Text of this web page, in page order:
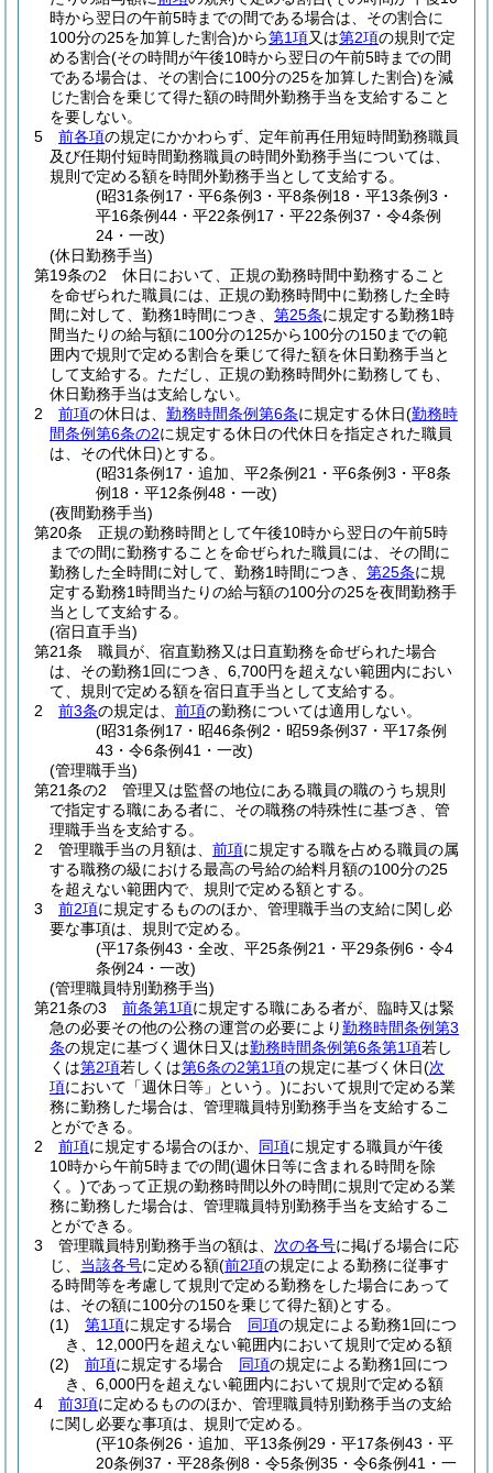
時から翌日の午前5時までの間である場合は、その割合に
100分の25を加算した割合)から第1項又は第2項の規則で定
める割合(その時間が午後10時から翌日の午前5時までの間
である場合は、その割合に100分の25を加算した割合)を減
じた割合を乗じて得た額の時間外勤務手当を支給すること
を要しない。
5
前各項の規定にかかわらず、定年前再任用短時間勤務職員
及び任期付短時間勤務職員の時間外勤務手当については、
規則で定める額を時間外勤務手当として支給する。
(昭31条例17・平6条例3・平8条例18・平13条例3・
平16条例44・平22条例17・平22条例37・令4条例
24・一改)
(休日勤務手当)
第19条の2
休日において、正規の勤務時間中勤務すること
を命ぜられた職員には、正規の勤務時間中に勤務した全時
間に対して、勤務1時間につき、 第25条に規定する勤務1時
間当たりの給与額に100分の125から100分の150までの範
囲内で規則で定める割合を乗じて得た額を休日勤務手当と
して支給する。 ただし、正規の勤務時間外に勤務しても、
休日勤務手当は支給しない。
2
前項の休日は、 勤務時間条例第6条に規定する休日(勤務時
間条例第6条の2に規定する休日の代休日を指定された職員
は、その代休日)とする。
(昭31条例17・追加、平2条例21・平6条例3・平8条
例18・平12条例48・一改)
(夜間勤務手当)
第20条
正規の勤務時間として午後10時から翌日の午前5時
までの間に勤務することを命ぜられた職員には、その間に
勤務した全時間に対して、勤務1時間につき、 第25条に規
定する勤務1時間当たりの給与額の100分の25を夜間勤務手
当として支給する。
(宿日直手当)
第21条
職員が、宿直勤務又は日直勤務を命ぜられた場合
は、その勤務1回につき、6,700円を超えない範囲内におい
て、規則で定める額を宿日直手当として支給する。
2
前3条の規定は、 前項の勤務については適用しない。
(昭31条例17・昭46条例2・昭59条例37・平17条例
43・令6条例41・一改)
(管理職手当)
第21条の2
管理又は監督の地位にある職員の職のうち規則
で指定する職にある者に、その職務の特殊性に基づき、管
理職手当を支給する。
2
管理職手当の月額は、 前項に規定する職を占める職員の属
する職務の級における最高の号給の給料月額の100分の25
を超えない範囲内で、規則で定める額とする。
3
前2項に規定するもののほか、管理職手当の支給に関し必
要な事項は、規則で定める。
(平17条例43・全改、平25条例21・平29条例6・令4
条例24・一改)
(管理職員特別勤務手当)
第21条の3
前条第1項に規定する職にある者が、臨時又は緊
急の必要その他の公務の運営の必要により勤務時間条例第3
条の規定に基づく週休日又は勤務時間条例第6条第1項若し
くは第2項若しくは第6条の2第1項の規定に基づく休日(次
項において「週休日等」という。)において規則で定める業
務に勤務した場合は、管理職員特別勤務手当を支給するこ
とができる。
2
前項に規定する場合のほか、 同項に規定する職員が午後
10時から午前5時までの間(週休日等に含まれる時間を除
く。)であって正規の勤務時間以外の時間に規則で定める業
務に勤務した場合は、管理職員特別勤務手当を支給するこ
とができる。
3
管理職員特別勤務手当の額は、 次の各号に掲げる場合に応
じ、 当該各号に定める額(前2項の規定による勤務に従事す
る時間等を考慮して規則で定める勤務をした場合にあって
は、その額に100分の150を乗じて得た額)とする。
(1)
第1項に規定する場合 同項の規定による勤務1回につ
き、12,000円を超えない範囲内において規則で定める額
(2)
前項に規定する場合 同項の規定による勤務1回につ
き、6,000円を超えない範囲内において規則で定める額
4
前3項に定めるもののほか、管理職員特別勤務手当の支給
に関し必要な事項は、規則で定める。
(平10条例26・追加、平13条例29・平17条例43・平
20条例37・平28条例8・令5条例35・令6条例41・一